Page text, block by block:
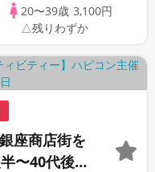
20〜39歳 3,100円
△残りわずか
座商店街を
〜40代後半